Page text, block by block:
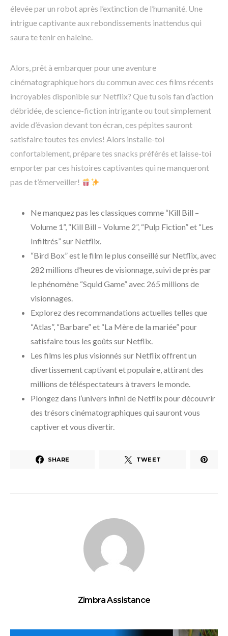
élevée par un robot après l’extinction de l’humanité. Une
intrigue captivante aux rebondissements inattendus qui
saura te tenir en haleine.
Alors, prêt à embarquer pour une aventure
cinématographique hors du commun avec ces films récents
incroyables disponible sur Netflix? Que tu sois fan d’action
débridée, de science-fiction intrigante ou tout simplement
avide d’évasion devant ton écran, ces pépites sauront
satisfaire toutes tes envies! Alors installe-toi
confortablement, prépare tes snacks préférés et laisse-toi
emporter par ces histoires captivantes qui ne manqueront
pas de t’émerveiller!
Ne manquez pas les classiques comme “Kill Bill –
Volume 1”, “Kill Bill – Volume 2”, “Pulp Fiction” et “Les
Infiltrés” sur Netflix.
“Bird Box” est le film le plus conseillé sur Netflix, avec
282 millions d’heures de visionnage, suivi de près par
le phénomène “Squid Game” avec 265 millions de
visionnages.
Explorez des recommandations actuelles telles que
“Atlas”, “Barbare” et “La Mère de la mariée” pour
satisfaire tous les goûts sur Netflix.
Les films les plus visionnés sur Netflix offrent un
divertissement captivant et populaire, attirant des
millions de téléspectateurs à travers le monde.
Plongez dans l’univers infini de Netflix pour découvrir
des trésors cinématographiques qui sauront vous
captiver et vous divertir.
SHARE TWEET
Zimbra Assistance